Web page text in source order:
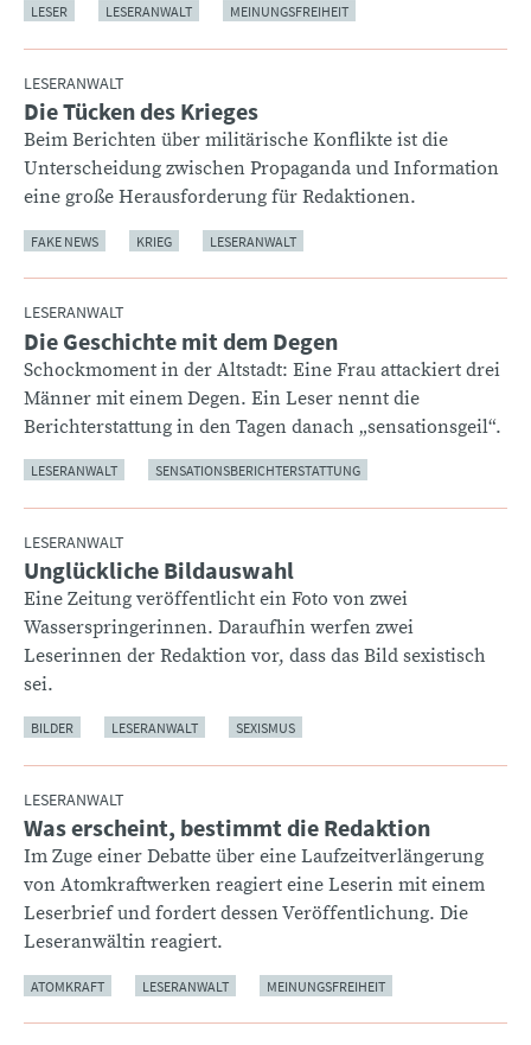
LESER LESERANWALT MEINUNGSFREIHEIT
LESERANWALT
:Die Tücken des Krieges
Beim Berichten über militärische Konflikte ist die
Unterscheidung zwischen Propaganda und Information
eine große Herausforderung für Redaktionen.
FAKE NEWS KRIEG LESERANWALT
LESERANWALT
:Die Geschichte mit dem Degen
Schockmoment in der Altstadt: Eine Frau attackiert drei
Männer mit einem Degen. Ein Leser nennt die
Berichterstattung in den Tagen danach „sensationsgeil“.
LESERANWALT SENSATIONSBERICHTERSTATTUNG
LESERANWALT
:Unglückliche Bildauswahl
Eine Zeitung veröffentlicht ein Foto von zwei
Wasserspringerinnen. Daraufhin werfen zwei
Leserinnen der Redaktion vor, dass das Bild sexistisch
sei.
BILDER LESERANWALT SEXISMUS
LESERANWALT
:Was erscheint, bestimmt die Redaktion
Im Zuge einer Debatte über eine Laufzeitverlängerung
von Atomkraftwerken reagiert eine Leserin mit einem
Leserbrief und fordert dessen Veröffentlichung. Die
Leseranwältin reagiert.
ATOMKRAFT LESERANWALT MEINUNGSFREIHEIT